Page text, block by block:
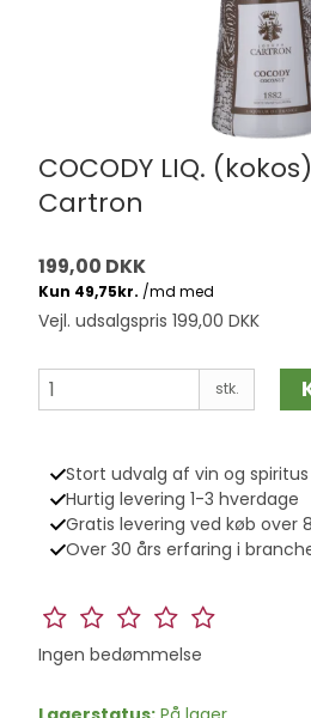
COCODY LIQ.
Cartron
199,00 DKK
Vejl. udsalgspris 199,00 DKK
stk.
Stort udvalg af vin og spiritus
Hurtig levering 1-3 hverdage
Gratis levering ved køb over
Over 30 års erfaring i
Ingen bedømmelse